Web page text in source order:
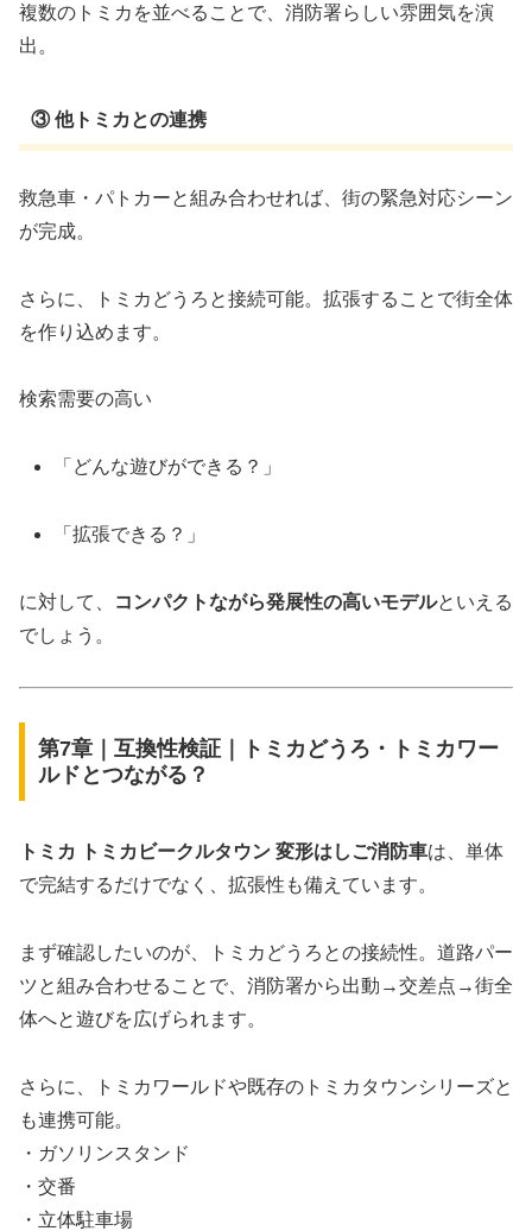
複数のトミカを並べることで、消防署らしい雰囲気を演
出。
③ 他トミカとの連携
救急車・パトカーと組み合わせれば、街の緊急対応シーン
が完成。
さらに、トミカどうろと接続可能。拡張することで街全体
を作り込めます。
検索需要の高い
「どんな遊びができる？」
「拡張できる？」
に対して、 コンパクトながら発展性の高いモデルといえる
でしょう。
第7章｜互換性検証｜トミカどうろ・トミカワー
ルドとつながる？
トミカ トミカビークルタウン 変形はしご消防車は、単体
で完結するだけでなく、拡張性も備えています。
まず確認したいのが、トミカどうろとの接続性。道路パー
ツと組み合わせることで、消防署から出動→交差点→街全
体へと遊びを広げられます。
さらに、トミカワールドや既存のトミカタウンシリーズと
も連携可能。
・ガソリンスタンド
・交番
・立体駐車場